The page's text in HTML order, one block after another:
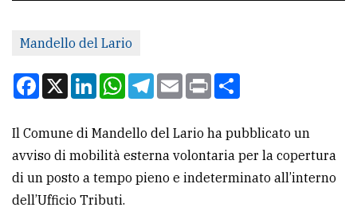
Scrivici
Per
la
pubblicità
CERCA
Mandello del Lario
Facebook
X LinkedInWhatsApp
Telegram
EmailPrint
Il Comune di Mandello del Lario ha pubblicato un
avviso di mobilità esterna volontaria per la copertura
di un posto a tempo pieno e indeterminato all’interno
dell’Ufficio Tributi.